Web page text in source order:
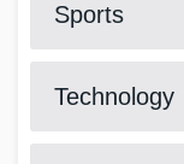
Sports
Technology